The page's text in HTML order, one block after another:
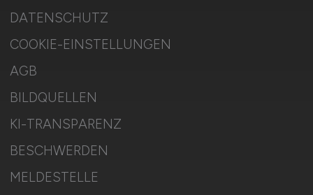
DATENSCHUTZ
COOKIE-EINSTELLUNGEN
AGB
BILDQUELLEN
KI-TRANSPARENZ
BESCHWERDEN
MELDESTELLE